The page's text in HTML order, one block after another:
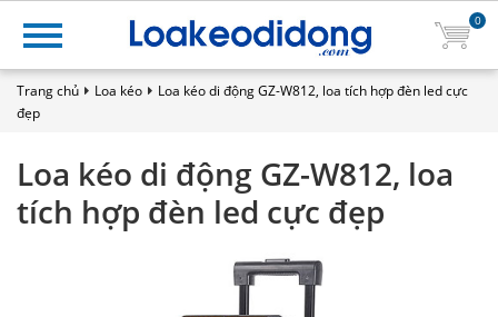
0
Trang chủ Loa kéo
Loa kéo di động GZ-W812, loa tích hợp đèn led cực
đẹp
Loa kéo di động GZ-W812, loa
tích hợp đèn led cực đẹp